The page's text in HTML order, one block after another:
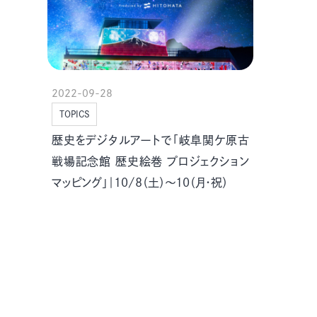
2022-09-28
TOPICS
歴史をデジタルアートで「岐阜関ケ原古
戦場記念館 歴史絵巻 プロジェクション
マッピング」｜10/8（土）～10（月・祝）